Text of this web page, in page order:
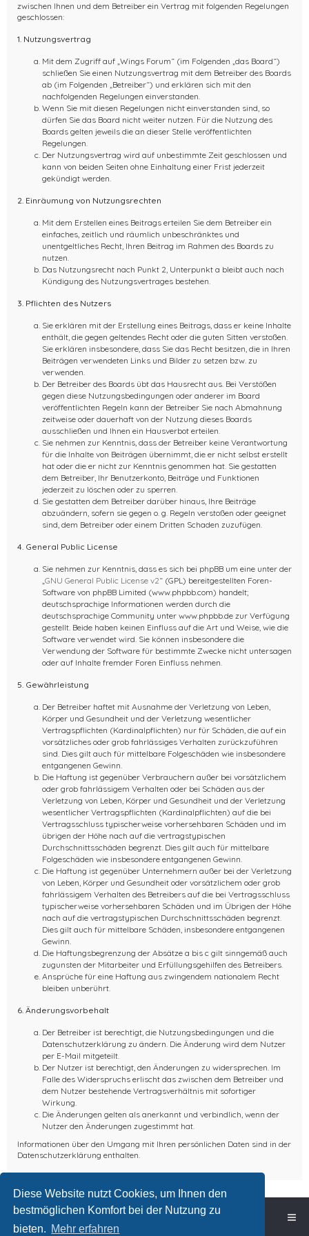
Diese Website nutzt Cookies, um Ihnen den
bestmöglichen Komfort bei der Nutzung zu
bieten. Mehr erfahren
zwischen Ihnen und dem Betreiber ein Vertrag mit folgenden Regelungen
geschlossen:
1. Nutzungsvertrag
Mit dem Zugriff auf „Wings Forum“ (im Folgenden „das Board“)
schließen Sie einen Nutzungsvertrag mit dem Betreiber des Boards
ab (im Folgenden „Betreiber“) und erklären sich mit den
nachfolgenden Regelungen einverstanden.
Wenn Sie mit diesen Regelungen nicht einverstanden sind, so
dürfen Sie das Board nicht weiter nutzen. Für die Nutzung des
Boards gelten jeweils die an dieser Stelle veröffentlichten
Regelungen.
Der Nutzungsvertrag wird auf unbestimmte Zeit geschlossen und
kann von beiden Seiten ohne Einhaltung einer Frist jederzeit
gekündigt werden.
2. Einräumung von Nutzungsrechten
Mit dem Erstellen eines Beitrags erteilen Sie dem Betreiber ein
einfaches, zeitlich und räumlich unbeschränktes und
unentgeltliches Recht, Ihren Beitrag im Rahmen des Boards zu
nutzen.
Das Nutzungsrecht nach Punkt 2, Unterpunkt a bleibt auch nach
Kündigung des Nutzungsvertrages bestehen.
3. Pflichten des Nutzers
Sie erklären mit der Erstellung eines Beitrags, dass er keine Inhalte
enthält, die gegen geltendes Recht oder die guten Sitten verstoßen.
Sie erklären insbesondere, dass Sie das Recht besitzen, die in Ihren
Beiträgen verwendeten Links und Bilder zu setzen bzw. zu
verwenden.
Der Betreiber des Boards übt das Hausrecht aus. Bei Verstößen
gegen diese Nutzungsbedingungen oder anderer im Board
veröffentlichten Regeln kann der Betreiber Sie nach Abmahnung
zeitweise oder dauerhaft von der Nutzung dieses Boards
ausschließen und Ihnen ein Hausverbot erteilen.
Sie nehmen zur Kenntnis, dass der Betreiber keine Verantwortung
für die Inhalte von Beiträgen übernimmt, die er nicht selbst erstellt
hat oder die er nicht zur Kenntnis genommen hat. Sie gestatten
dem Betreiber, Ihr Benutzerkonto, Beiträge und Funktionen
jederzeit zu löschen oder zu sperren.
Sie gestatten dem Betreiber darüber hinaus, Ihre Beiträge
abzuändern, sofern sie gegen o. g. Regeln verstoßen oder geeignet
sind, dem Betreiber oder einem Dritten Schaden zuzufügen.
4. General Public License
Sie nehmen zur Kenntnis, dass es sich bei phpBB um eine unter der
GNU General Public License v2“ (GPL) bereitgestellten Foren-
Software von phpBB Limited (www.phpbb.com) handelt;
deutschsprachige Informationen werden durch die
deutschsprachige Community unter www.phpbb.de zur Verfügung
gestellt. Beide haben keinen Einfluss auf die Art und Weise, wie die
Software verwendet wird. Sie können insbesondere die
Verwendung der Software für bestimmte Zwecke nicht untersagen
oder auf Inhalte fremder Foren Einfluss nehmen.
5. Gewährleistung
Der Betreiber haftet mit Ausnahme der Verletzung von Leben,
Körper und Gesundheit und der Verletzung wesentlicher
Vertragspflichten (Kardinalpflichten) nur für Schäden, die auf ein
vorsätzliches oder grob fahrlässiges Verhalten zurückzuführen
sind. Dies gilt auch für mittelbare Folgeschäden wie insbesondere
entgangenen Gewinn.
Die Haftung ist gegenüber Verbrauchern außer bei vorsätzlichem
oder grob fahrlässigem Verhalten oder bei Schäden aus der
Verletzung von Leben, Körper und Gesundheit und der Verletzung
wesentlicher Vertragspflichten (Kardinalpflichten) auf die bei
Vertragsschluss typischerweise vorhersehbaren Schäden und im
übrigen der Höhe nach auf die vertragstypischen
Durchschnittsschäden begrenzt. Dies gilt auch für mittelbare
Folgeschäden wie insbesondere entgangenen Gewinn.
Die Haftung ist gegenüber Unternehmern außer bei der Verletzung
von Leben, Körper und Gesundheit oder vorsätzlichem oder grob
fahrlässigem Verhalten des Betreibers auf die bei Vertragsschluss
typischerweise vorhersehbaren Schäden und im Übrigen der Höhe
nach auf die vertragstypischen Durchschnittsschäden begrenzt.
Dies gilt auch für mittelbare Schäden, insbesondere entgangenen
Gewinn.
Die Haftungsbegrenzung der Absätze a bis c gilt sinngemäß auch
zugunsten der Mitarbeiter und Erfüllungsgehilfen des Betreibers.
Ansprüche für eine Haftung aus zwingendem nationalem Recht
bleiben unberührt.
6. Änderungsvorbehalt
Der Betreiber ist berechtigt, die Nutzungsbedingungen und die
Datenschutzerklärung zu ändern. Die Änderung wird dem Nutzer
per E-Mail mitgeteilt.
Der Nutzer ist berechtigt, den Änderungen zu widersprechen. Im
Falle des Widerspruchs erlischt das zwischen dem Betreiber und
dem Nutzer bestehende Vertragsverhältnis mit sofortiger
Wirkung.
Die Änderungen gelten als anerkannt und verbindlich, wenn der
Nutzer den Änderungen zugestimmt hat.
Informationen über den Umgang mit Ihren persönlichen Daten sind in der
Datenschutzerklärung enthalten.
Foren-Übersicht